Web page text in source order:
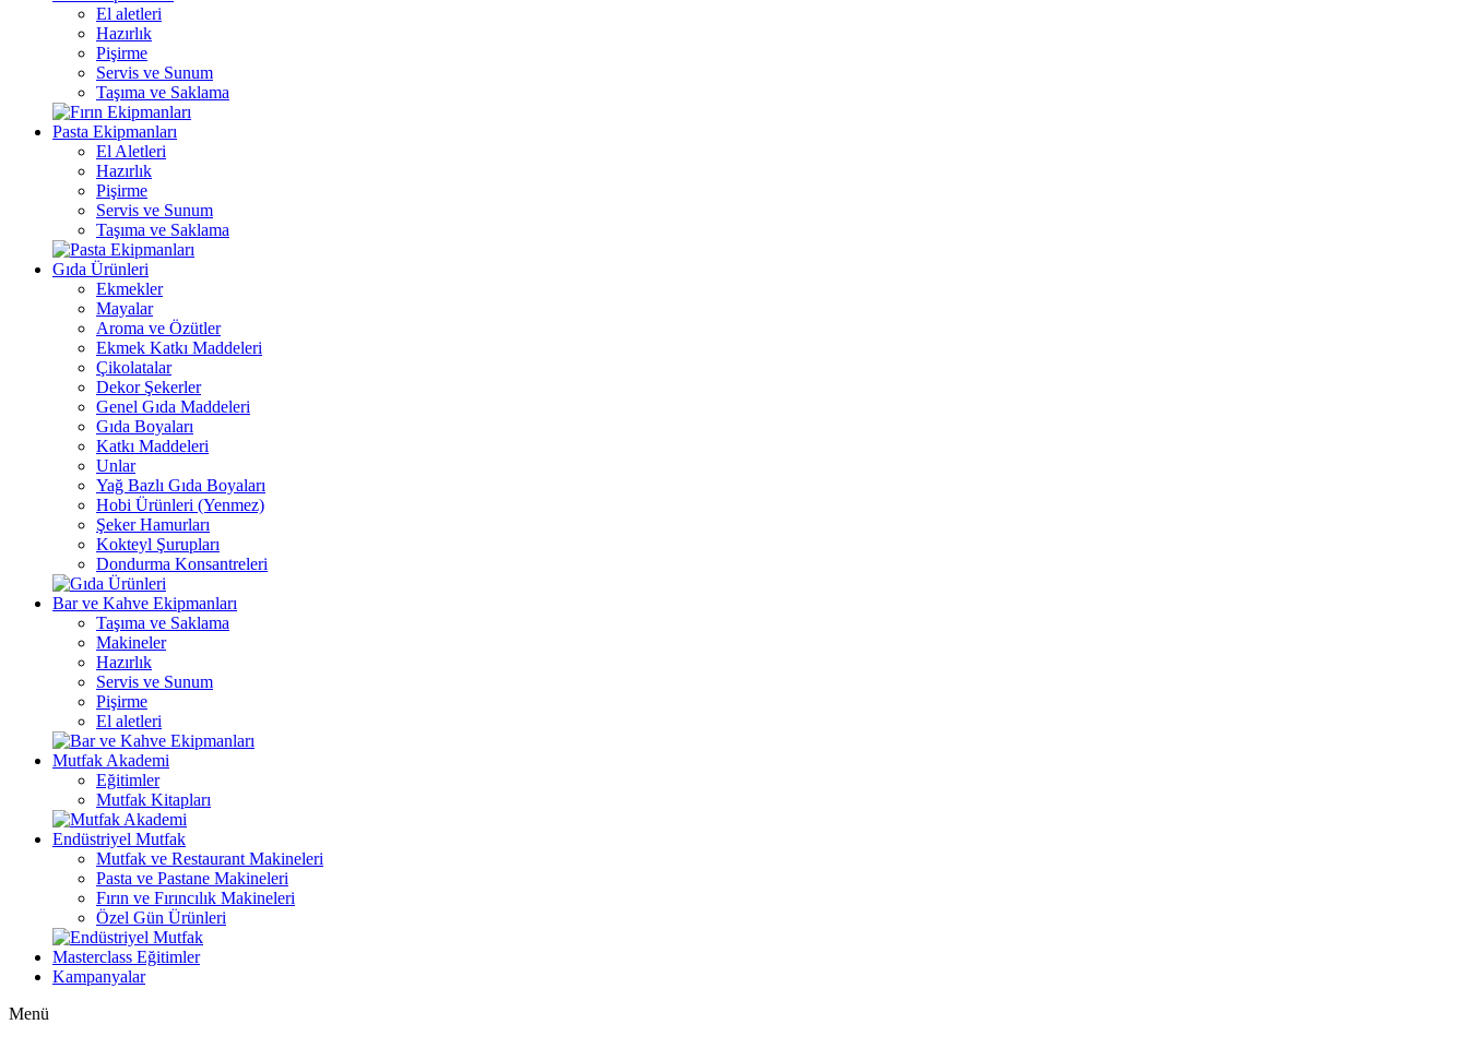
El aletleri
Hazırlık
Pişirme
Servis ve Sunum
Taşıma ve Saklama
Pasta Ekipmanları
El Aletleri
Hazırlık
Pişirme
Servis ve Sunum
Taşıma ve Saklama
Gıda Ürünleri
Ekmekler
Mayalar
Aroma ve Özütler
Ekmek Katkı Maddeleri
Çikolatalar
Dekor Şekerler
Genel Gıda Maddeleri
Gıda Boyaları
Katkı Maddeleri
Unlar
Yağ Bazlı Gıda Boyaları
Hobi Ürünleri (Yenmez)
Şeker Hamurları
Kokteyl Şurupları
Dondurma Konsantreleri
Bar ve Kahve Ekipmanları
Taşıma ve Saklama
Makineler
Hazırlık
Servis ve Sunum
Pişirme
El aletleri
Mutfak Akademi
Eğitimler
Mutfak Kitapları
Endüstriyel Mutfak
Mutfak ve Restaurant Makineleri
Pasta ve Pastane Makineleri
Fırın ve Fırıncılık Makineleri
Özel Gün Ürünleri
Masterclass Eğitimler
Kampanyalar
Menü